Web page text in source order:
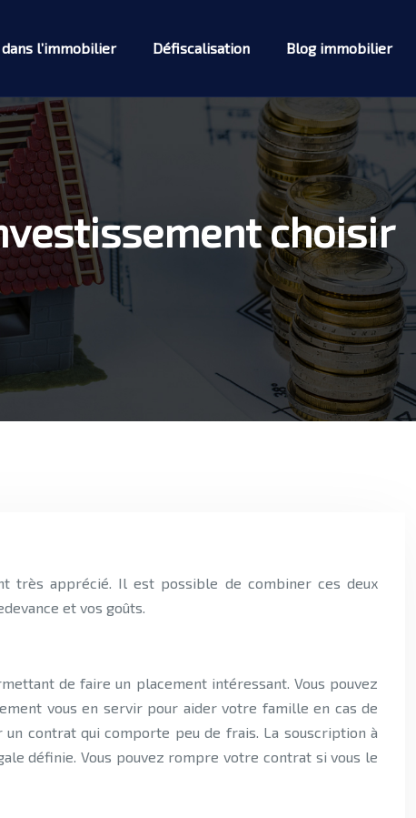
l’immobilier Défiscalisation Blog immobilier
choisir
et vos goûts.
de faire un placement intéressant. Vous pouvez
vous en servir pour aider votre famille en cas de
contrat qui comporte peu de frais. La souscription à
définie. Vous pouvez rompre votre contrat si vous le